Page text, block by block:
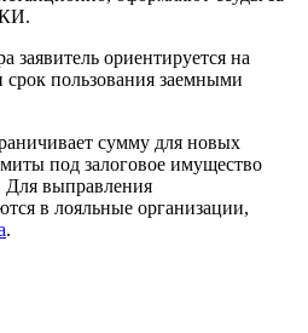
заявитель ориентируется на
пользования заемными
сумму для новых
под залоговое имущество
Для выправления
в лояльные организации,
.